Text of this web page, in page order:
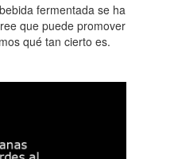
fermentada se ha
que puede promover
qué tan cierto es.